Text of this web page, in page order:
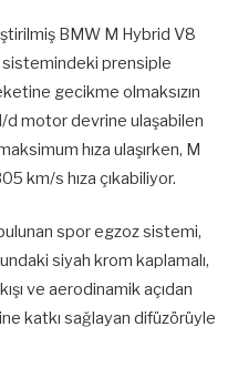
BMW M Hybrid V8
sistemindeki prensiple
gecikme olmaksızın
d motor devrine ulaşabilen
hıza ulaşırken, M
km/s hıza çıkabiliyor.
spor egzoz sistemi,
siyah krom kaplamalı,
ve aerodinamik açıdan
katkı sağlayan difüzörüyle